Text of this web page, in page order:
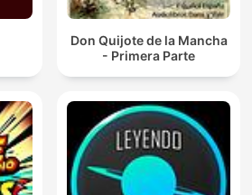
Don Quijote de la Mancha
- Primera Parte